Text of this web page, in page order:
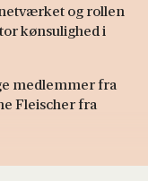
og rollen
kønsulighed i
medlemmer fra
Fleischer fra